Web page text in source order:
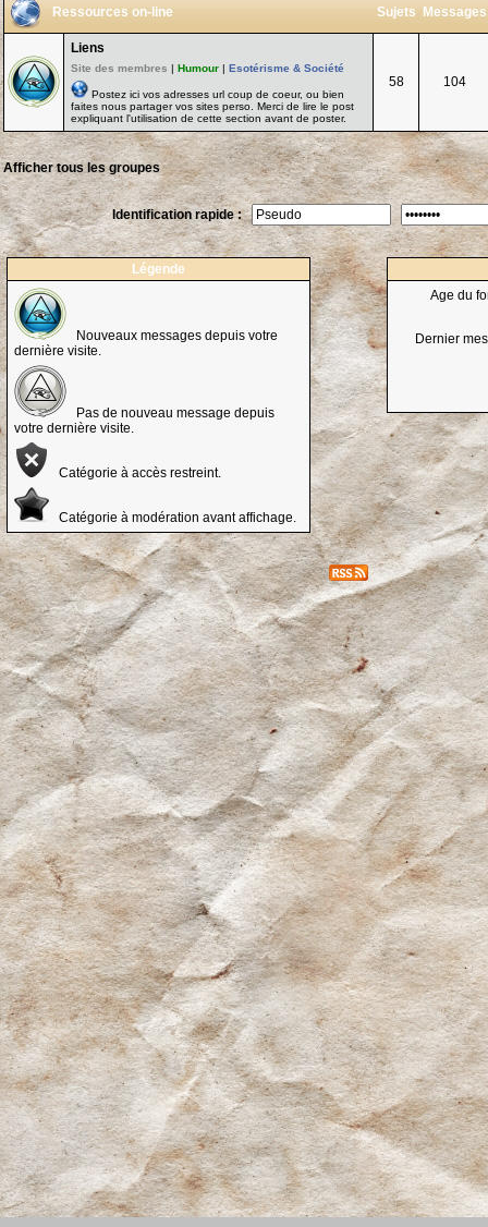
Ressources on-line Sujets Messages
Liens
Site des membres | Humour | Esotérisme & Société
Postez ici vos adresses url coup de coeur, ou bien
faites nous partager vos sites perso. Merci de lire le post
expliquant l'utilisation de cette section avant de poster.
58 104
Afficher tous les groupes
Identification rapide :
Légende
Nouveaux messages depuis votre
dernière visite.
Pas de nouveau message depuis
votre dernière visite.
Catégorie à accès restreint.
Catégorie à modération avant affichage.
Age du
Dernier